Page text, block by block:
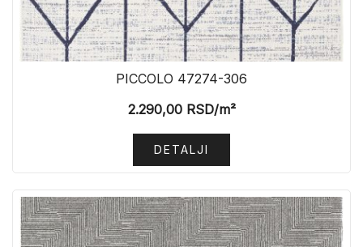
PICCOLO 47274-306
2.290,00RSD/m²
DETALJI